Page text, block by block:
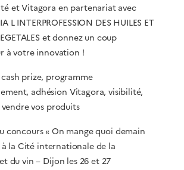
etVitagora en partenariat avec
L INTERPROFESSION DES HUILES ET
et donnez un coup
à votre innovation !
prize, programme
adhésion Vitagora, visibilité,
vos produits
concours « On mange quoi demain
la Cité internationale de la
du vin – Dijon les 26 et 27